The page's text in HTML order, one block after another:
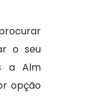
o seu
a Alm
opção